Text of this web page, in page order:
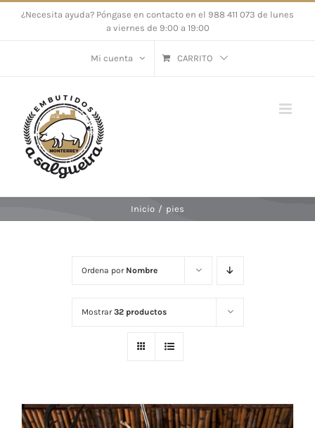
Saltar¿Necesita ayuda? Póngase en contacto en el 988 411 073 de lunes
a viernes de 9:00 a 19:00
Mi cuenta CARRITO
Inicio / pies
Ordena por Nombre
Mostrar32 productos